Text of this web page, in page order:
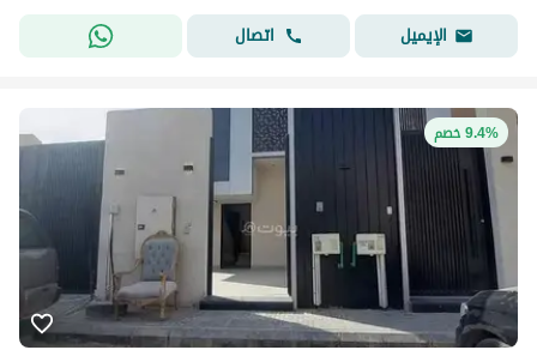
الإيميل
اتصال
9.4% خصم